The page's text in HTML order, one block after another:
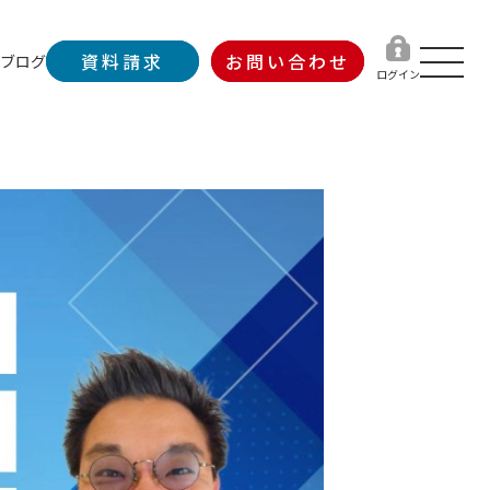
ブログ 資料請求 お問い合わせ ログイン